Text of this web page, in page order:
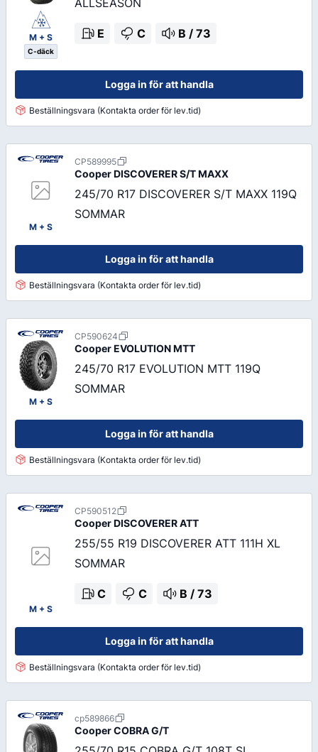
M + S
C-däck
E C B / 73
Logga in för att handla
Beställningsvara (Kontakta order för lev.tid)
M + S
CP589995
Cooper DISCOVERER S/T MAXX
245/70 R17 DISCOVERER S/T MAXX 119Q
SOMMAR
Logga in för att handla
Beställningsvara (Kontakta order för lev.tid)
M + S
CP590624
Cooper EVOLUTION MTT
245/70 R17 EVOLUTION MTT 119Q
SOMMAR
Logga in för att handla
Beställningsvara (Kontakta order för lev.tid)
M + S
CP590512
Cooper DISCOVERER ATT
255/55 R19 DISCOVERER ATT 111H XL
SOMMAR
C C B / 73
Logga in för att handla
Beställningsvara (Kontakta order för lev.tid)
cp589866
CooperCOBRA G/T